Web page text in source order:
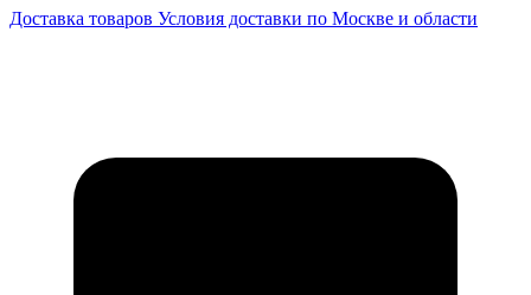
Доставка товаров Условия доставки по Москве и области